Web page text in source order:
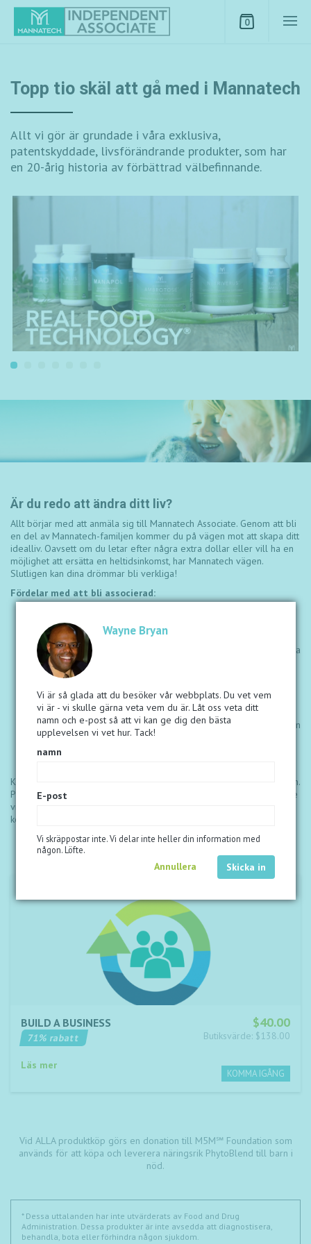
Wayne Bryan
Vi är så glada att du besöker vår webbplats. Du vet vem
vi är - vi skulle gärna veta vem du är. Låt oss veta ditt
namn och e-post så att vi kan ge dig den bästa
upplevelsen vi vet hur. Tack!
namn
E-post
Vi skräppostar inte. Vi delar inte heller din information med
någon. Löfte.
Annullera
0
Topp tio skäl att gå med i Mannatech
Allt vi gör är grundade i våra exklusiva,
patentskyddade, livsförändrande produkter, som har
en 20-årig historia av förbättrad välbefinnande.
Är du redo att ändra ditt liv?
Allt börjar med att anmäla sig till Mannatech Associate. Genom att bli
en del av Mannatech-familjen kommer du på vägen mot att skapa ditt
idealliv. Oavsett om du letar efter några extra dollar eller vill ha en
möjlighet att ersätta en heltidsinkomst, har Mannatech vägen.
Slutligen kan dina drömmar bli verkliga!
Fördelar med att bli associerad:
kompensationsplan.
Sex sätt att tjäna som ger dig kontroll över din inkomst.
Exklusiva resor och incitament till exotiska platser för att hjälpa
dig att bygga ditt företag.
Ökade lojalitetsbelöningar så att du kan tjäna snabbare och få
Stort onlinebibliotek fullt av resurser och verktyg som hjälper
dig att dela och bygga med framgång.
Partnerskap med M5M Foundation för att få rätt näring till barn
i nöd.
Globala evenemang och möten utformade för att utbilda,
Kom igång genom att välja ett rabatterat paket med produkter nedan.
Paketet du väljer ingår i associeringsavgiften på $138.00. Om du inte
vill börja med ett produktpaket kan du gå med genom att bara
komma igång med associeringsavgiften.
$40.00
BUILD A BUSINESS
Butiksvärde: $138.00
71% rabatt
Läs mer
Vid ALLA produktköp görs en donation till M5M℠ Foundation som
används för att köpa och leverera näringsrik PhytoBlend till barn i
nöd.
* Dessa uttalanden har inte utvärderats av Food and Drug
Administration. Dessa produkter är inte avsedda att diagnostisera,
behandla, bota eller förhindra någon sjukdom.